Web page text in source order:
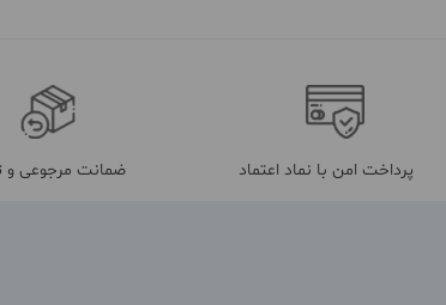
پرداخت امن با نماد اعتماد ضمانت مرجوعی